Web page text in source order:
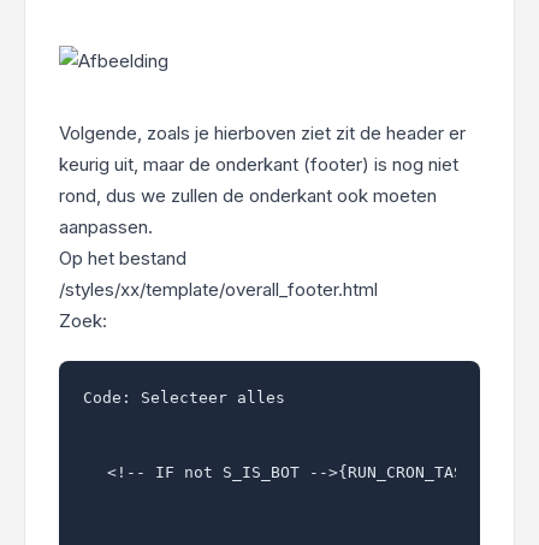
Volgende, zoals je hierboven ziet zit de header er
keurig uit, maar de onderkant (footer) is nog niet
rond, dus we zullen de onderkant ook moeten
aanpassen.
Op het bestand
/styles/xx/template/overall_footer.html
Zoek:
Code: Selecteer alles